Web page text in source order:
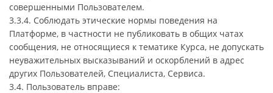
совершенными Пользователем.
3.3.4. Соблюдать этические нормы поведения на
Платформе, в частности не публиковать в общих чатах
сообщения, не относящиеся к тематике Курса, не допускать
неуважительных высказываний и оскорблений в адрес
других Пользователей, Специалиста, Сервиса.
3.4. Пользователь вправе: